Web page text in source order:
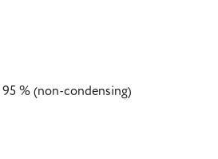
95 % (non-condensing)